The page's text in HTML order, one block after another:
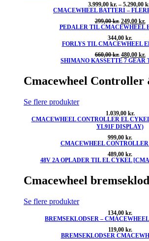
3.999,00 kr. – 5.290,00
CMACEWHEEL BATTERI –
299,00kr. Den
oprindelige
pris
var:
249,00 kr.
PEDALER TIL CMACEWHEEL
344,00 kr.
FORLYS TIL CMACEWHEEL
660,00kr. Den
oprindelige
var:
660,00 kr..
480,00 kr.
SHIMANO KASSETTE 7 GEAR
Cmacewheel
Se flere produkter
1.039,00 kr.
CMACEWHEEL CONTROLLER EL
YL91F DISPLAY)
999,00 kr.
CMACEWHEEL
489,00 kr.
48V 2A OPLADER TIL EL CYKEL
Cmacewheel
Se flere produkter
134,00 kr.
BREMSEKLODSER –
119,00 kr.
BREMSEKLODSER